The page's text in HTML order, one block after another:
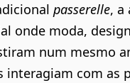
passerelle, a
onde moda,
num mesmo
interagiam com as